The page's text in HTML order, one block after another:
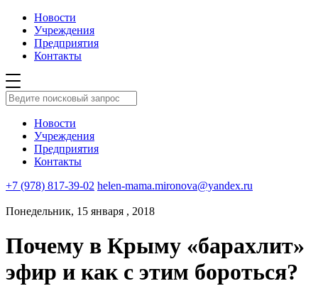
Новости
Учреждения
Предприятия
Контакты
Новости
Учреждения
Предприятия
Контакты
+7 (978) 817-39-02 helen-mama.mironova@yandex.ru
Понедельник, 15 января , 2018
Почему в Крыму «барахлит»
эфир и как с этим бороться?